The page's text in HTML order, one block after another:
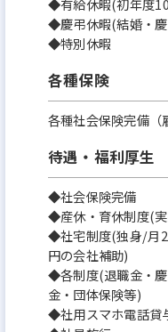
◆慶弔休暇(結婚・
◆特別休暇
各種保険
各種社会保険完備（
待遇・福利厚生
◆社会保険完備
◆産休・育休制度(
◆社宅制度(独身/月
円の会社補助)
◆各制度(退職金・
金・団体保険等)
◆社用スマホ電話貸